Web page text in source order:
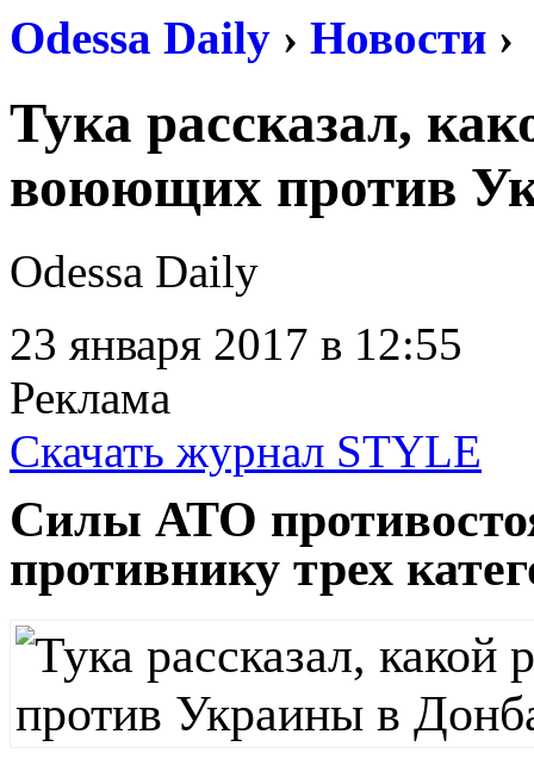
Odessa Daily › Новости ›
Тука рассказал,
воюющих против
Odessa Daily
23 января 2017 в 12:55
Реклама
Скачать журнал STYLE
Силы АТО
противнику трех